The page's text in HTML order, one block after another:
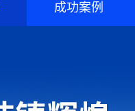
成功案例